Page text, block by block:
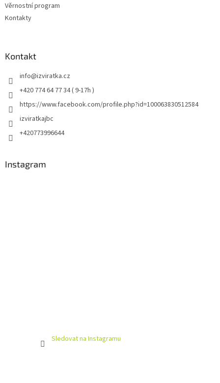
Věrnostní program
Kontakty
Kontakt
info@izviratka.cz
+420 774 64 77 34 ( 9-17h )
https://www.facebook.com/profile.php?id=100063830512584
izviratkajbc
+420773996644
Instagram
Sledovat na Instagramu